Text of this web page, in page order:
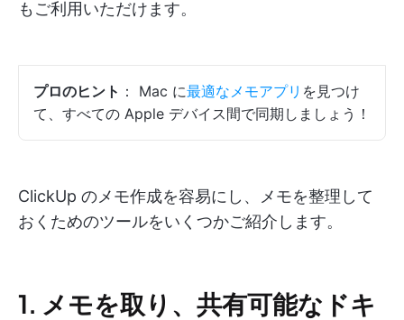
もご利用いただけます。
プロのヒント ： Mac に最適なメモアプリ を見つけ
て、すべての Apple デバイス間で同期しましょう！
ClickUp のメモ作成を容易にし、メモを整理して
おくためのツールをいくつかご紹介します。
1. メモを取り、共有可能なドキ